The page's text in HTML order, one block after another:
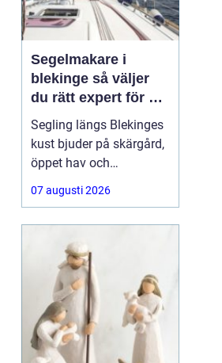
Segelmakare i
blekinge så väljer
du rätt expert för din
segelbåt
Segling längs Blekinges
kust bjuder på skärgård,
öppet hav och
varierande vindar. För att
kunna njuta av allt detta
anpassade efter både
båt och besättning.
Många letar
07 augusti 2026